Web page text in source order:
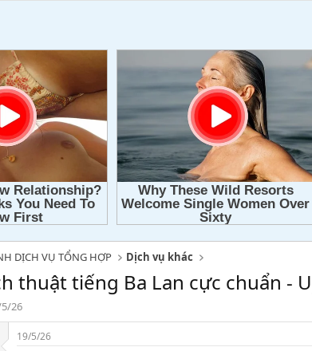
DỊCH VỤ TỔNG HỢP Dịch vụ khác
thuật tiếng Ba Lan cực chuẩn -
26
19/5/26